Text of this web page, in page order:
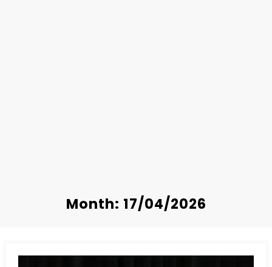
Month: 17/04/2026